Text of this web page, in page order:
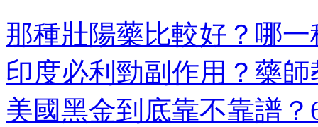
那種壯陽藥比較好？哪
印度必利勁副作用？藥
美國黑金到底靠不靠譜？